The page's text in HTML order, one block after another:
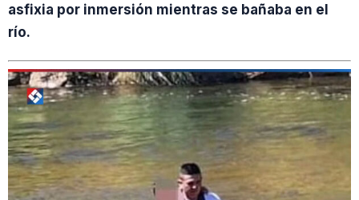
asfixia por inmersión mientras se bañaba en el
río.